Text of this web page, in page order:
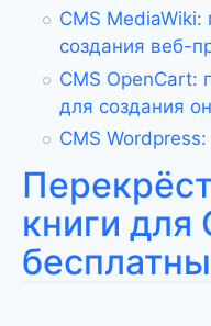
CMS MediaWiki:
создания веб-
CMS OpenCart:
для создания
CMS
книги для